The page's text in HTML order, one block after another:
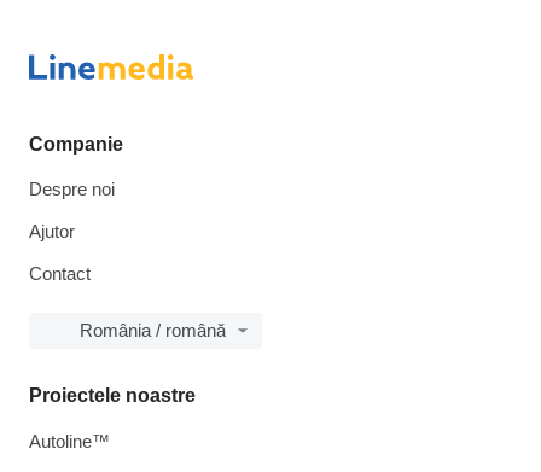
Companie
Despre noi
Ajutor
Contact
România / română
Proiectele noastre
Autoline™